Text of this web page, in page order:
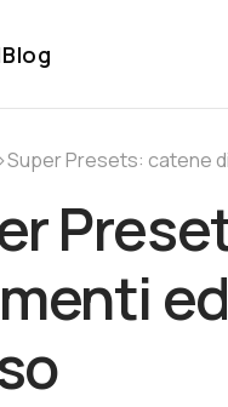
Blog
Super Presets: catene